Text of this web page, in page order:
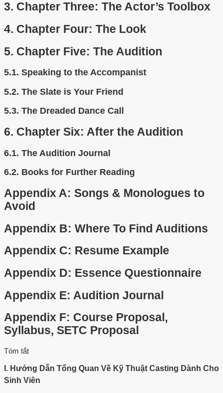
3. Chapter Three: The Actor’s Toolbox
4. Chapter Four: The Look
5. Chapter Five: The Audition
5.1. Speaking to the Accompanist
5.2. The Slate is Your Friend
5.3. The Dreaded Dance Call
6. Chapter Six: After the Audition
6.1. The Audition Journal
6.2. Books for Further Reading
Appendix A: Songs & Monologues to
Avoid
Appendix B: Where To Find Auditions
Appendix C: Resume Example
Appendix D: Essence Questionnaire
Appendix E: Audition Journal
Appendix F: Course Proposal,
Syllabus, SETC Proposal
Tóm tắt
I. Hướng Dẫn Tổng Quan Về Kỹ Thuật Casting Dành Cho
Sinh Viên